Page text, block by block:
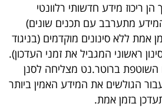
הן ריכוז מידע חדשותי רלוונטי
מתערבב עם תכנים שונים)
אמת ללא סינונים מוקדמים (בניגוד
ראשוני המגביל את זמני העדכון).
השוטפת ברוטר.נט מצליחה לסנן
הגולשים את המידע האמין ביותר
בזמן אמת.